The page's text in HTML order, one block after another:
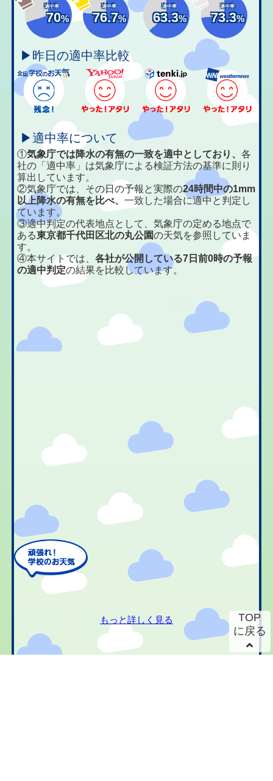
適中率
70%
適中率
76.7%
適中率
63.3%
適中率
73.3%
▶昨日の適中率比較
▶適中率について
①気象庁では降水の有無の一致を適中としており、各
社の「適中率」は気象庁による検証方法の基準に則り
算出しています。
②気象庁では、その日の予報と実際の24時間中の1mm
以上降水の有無を比べ、一致した場合に適中と判定し
ています。
③適中判定の代表地点として、気象庁の定める地点で
ある東京都千代田区北の丸公園の天気を参照していま
す。
④本サイトでは、各社が公開している7日前0時の予報
の適中判定の結果を比較しています。
もっと詳しく見る
TOP
に戻る